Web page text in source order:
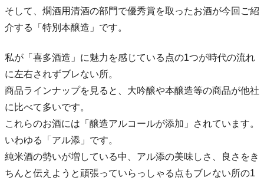
そして、燗酒用清酒の部門で優秀賞を取ったお酒が今回ご紹
介する「特別本醸造」です。
私が「喜多酒造」に魅力を感じている点の1つが時代の流れ
に左右されずブレない所。
商品ラインナップを見ると、大吟醸や本醸造等の商品が他社
に比べて多いです。
これらのお酒には「醸造アルコールが添加」されています。
いわゆる「アル添」です。
純米酒の勢いが増している中、アル添の美味しさ、良さをき
ちんと伝えようと頑張っていらっしゃる点もブレない所の1